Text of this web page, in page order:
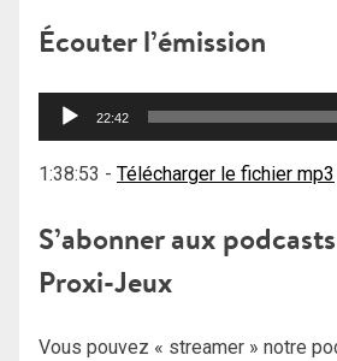
Écouter l’émission
Lecteur
22:42
1:38:53 - Télécharger le fichier mp3
S’abonner aux
Proxi-Jeux
Vous pouvez « streamer » notre